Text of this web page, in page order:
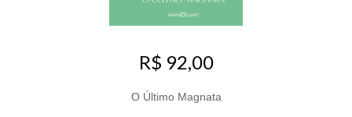
R$ 92,00
O Último Magnata